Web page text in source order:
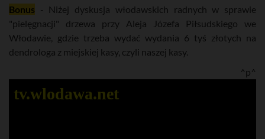
Bonus - Niżej dyskusja włodawskich radnych w sprawie
"pielęgnacji" drzewa przy Aleja Józefa Piłsudskiego we
Włodawie, gdzie trzeba wydać wydania 6 tyś złotych na
dendrologa z miejskiej kasy, czyli naszej kasy.
^p^
tv.wlodawa.net